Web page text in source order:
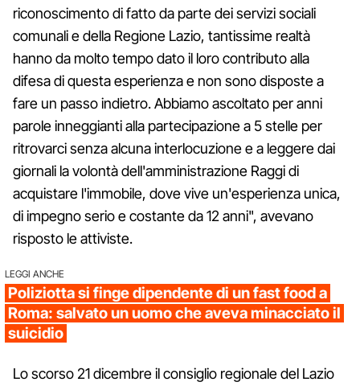
riconoscimento di fatto da parte dei servizi sociali
comunali e della Regione Lazio, tantissime realtà
hanno da molto tempo dato il loro contributo alla
difesa di questa esperienza e non sono disposte a
fare un passo indietro. Abbiamo ascoltato per anni
parole inneggianti alla partecipazione a 5 stelle per
ritrovarci senza alcuna interlocuzione e a leggere dai
giornali la volontà dell'amministrazione Raggi di
acquistare l'immobile, dove vive un'esperienza unica,
di impegno serio e costante da 12 anni", avevano
risposto le attiviste.
LEGGI ANCHE
Poliziotta si finge dipendente di un fast food a
Roma: salvato un uomo che aveva minacciato il
suicidio
Lo scorso 21 dicembre il consiglio regionale del Lazio